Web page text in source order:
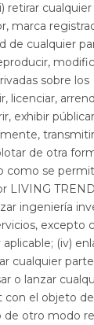
retirar
marca
de cualquier
sobre los
licenciar,
exhibir
de otra
como se
LIVING
ingeniería
excepto
(iv)
cualquier
o lanzar
con el objeto
de otro modo